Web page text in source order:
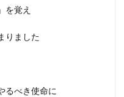
」を覚え
りました
るべき使命に